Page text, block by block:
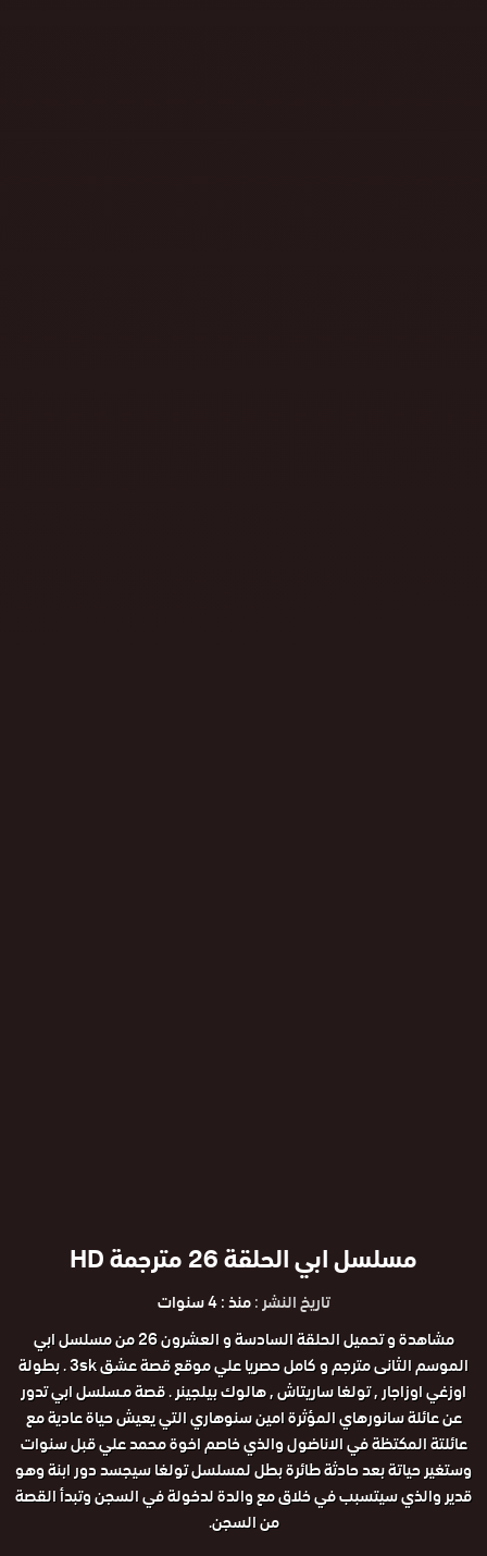
مسلسل ابي الحلقة 26 مترجمة HD
تاريخ النشر :منذ : 4 سنوات
مشاهدة و تحميل الحلقة السادسة و العشرون 26 من مسلسل ابي
الموسم الثانى مترجم و كامل حصريا علي موقع قصة عشق 3sk . بطولة
اوزغي اوزاجار , تولغا ساريتاش , هالوك بيلجينر . قصة مـسلسل ابي تدور
عن عائلة سانورهاي المؤثرة امين سنوهاري التي يعيش حياة عادية مع
عائلتة المكتظة في الاناضول والذي خاصم اخوة محمد علي قبل سنوات
وستغير حياتة بعد حادثة طائرة بطل لمسلسل تولغا سيجسد دور ابنة وهو
قدير والذي سيتسبب في خلاق مع والدة لدخولة في السجن وتبدأ القصة
من السجن.